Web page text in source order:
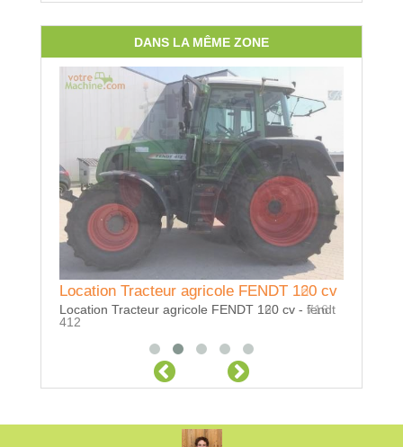
DANS LA MÊME ZONE
Location Tracteur agricole FENDT 120 cv
Location Tracteur agricole FENDT 120 cv - fendt
412
Location Tracteur agricole FENDT 160 cv
Location Tracteur agricole FENDT 160 cv - 716